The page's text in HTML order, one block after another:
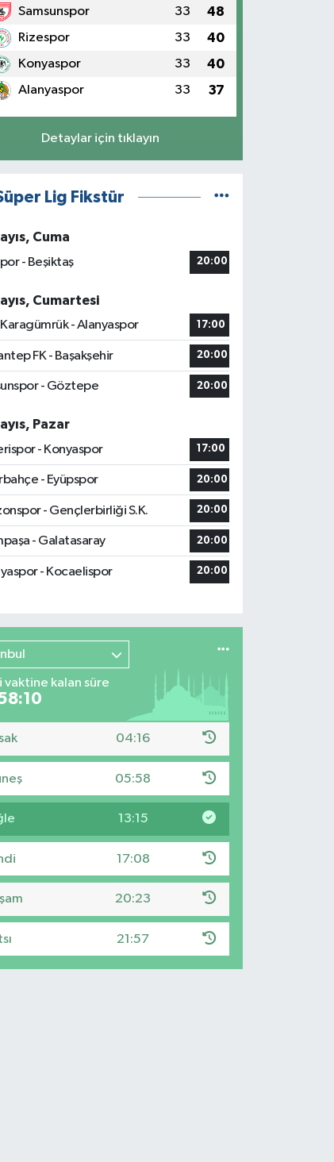
Samsunspor 33 48
Rizespor 33 40
Konyaspor 33 40
Alanyaspor 33 37
Detaylar için tıklayın
Lig Fikstür
Cuma
- Beşiktaş
20:00
Cumartesi
- Alanyaspor
17:00
FK - Başakşehir 20:00
- Göztepe 20:00
Pazar
- Konyaspor
17:00
- Eyüpspor 20:00
- Gençlerbirliği S.K. 20:00
- Galatasaray 20:00
- Kocaelispor 20:00
vaktine kalan süre
04:16
05:58
13:15
17:08
20:23
21:57